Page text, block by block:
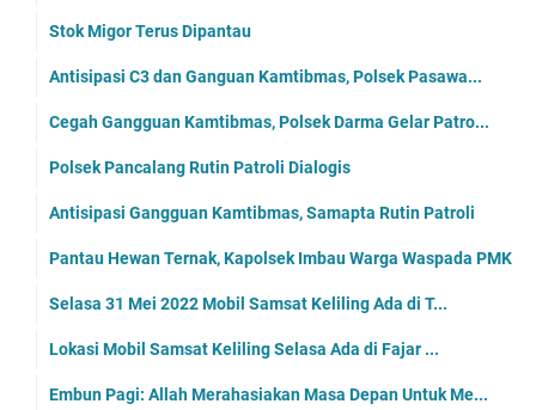
Stok Migor Terus Dipantau
Antisipasi C3 dan Ganguan Kamtibmas, Polsek Pasawa...
Cegah Gangguan Kamtibmas, Polsek Darma Gelar Patro...
Polsek Pancalang Rutin Patroli Dialogis
Antisipasi Gangguan Kamtibmas, Samapta Rutin Patroli
Pantau Hewan Ternak, Kapolsek Imbau Warga Waspada PMK
Selasa 31 Mei 2022 Mobil Samsat Keliling Ada di T...
Lokasi Mobil Samsat Keliling Selasa Ada di Fajar ...
Embun Pagi: Allah Merahasiakan Masa Depan Untuk Me...